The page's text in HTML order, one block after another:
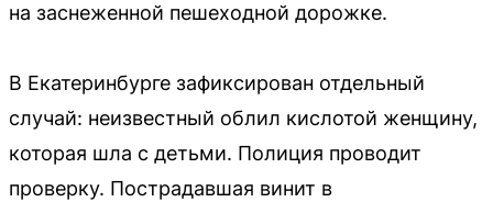
на заснеженной пешеходной дорожке.
В Екатеринбурге зафиксирован отдельный
случай: неизвестный облил кислотой женщину,
которая шла с детьми. Полиция проводит
проверку. Пострадавшая винит в